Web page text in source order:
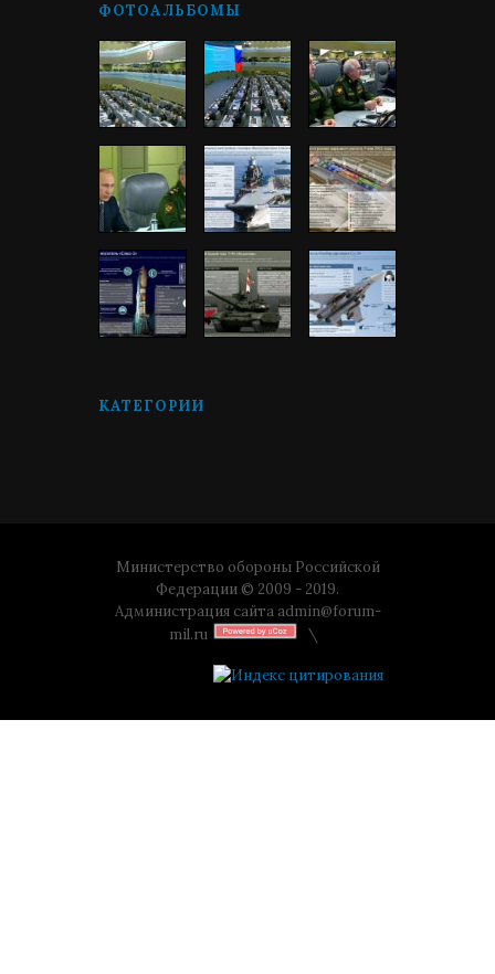
ФОТОАЛЬБОМЫ
КАТЕГОРИИ
Министерство обороны Российской
Федерации © 2009 - 2019.
Администрация сайта admin@forum-
mil.ru